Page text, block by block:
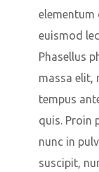
elementum
euismod
Phasellus
massa elit,
tempus
quis. Proin
nunc in
suscipit,